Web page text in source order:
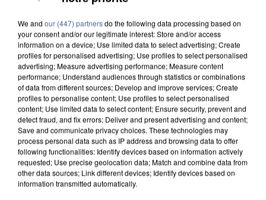
We and our (447) partnersdo the following data processing based on
your consent and/or our legitimate interest: Store and/or access
information on a device; Use limited data to select advertising; Create
profiles for personalised advertising; Use profiles to select personalised
advertising; Measure advertising performance; Measure content
performance; Understand audiences through statistics or combinations
of data from different sources; Develop and improve services; Create
profiles to personalise content; Use profiles to select personalised
content; Use limited data to select content; Ensure security, prevent and
detect fraud, and fix errors; Deliver and present advertising and content;
Save and communicate privacy choices. These technologies may
process personal data such as IP address and browsing data to offer
following functionalities: Identify devices based on information actively
requested; Use precise geolocation data; Match and combine data from
other data sources; Link different devices; Identify devices based on
information transmitted automatically.